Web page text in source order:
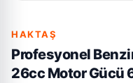
HAKTAŞ
Profesyonel
26cc Motor Gücü